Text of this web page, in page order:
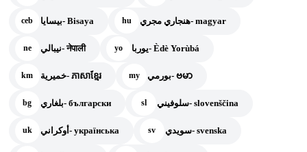
ceb بيسايا- Bisaya hu هنجاري مجري- magyar
ne نيبالي- नेपाली yo يوربا- Èdè Yorùbá
km خميرية- ភាសាខ្មែរ my بورمي- ဗမာ
bg بلغاري- български sl سلوفيني- slovenščina
uk أوكراني- українська sv سويدي- svenska